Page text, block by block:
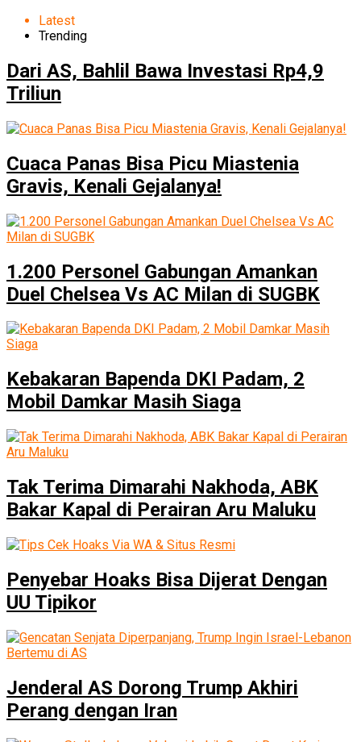
Latest
Trending
Dari AS, Bahlil Bawa Investasi Rp4,9
Triliun
Cuaca Panas Bisa Picu Miastenia
Gravis, Kenali Gejalanya!
1.200 Personel Gabungan Amankan
Duel Chelsea Vs AC Milan di SUGBK
Kebakaran Bapenda DKI Padam, 2
Mobil Damkar Masih Siaga
Tak Terima Dimarahi Nakhoda, ABK
Bakar Kapal di Perairan Aru Maluku
Penyebar Hoaks Bisa Dijerat Dengan
UU Tipikor
Jenderal AS Dorong Trump Akhiri
Perang dengan Iran